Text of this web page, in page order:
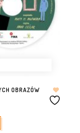
OBRAZÓW